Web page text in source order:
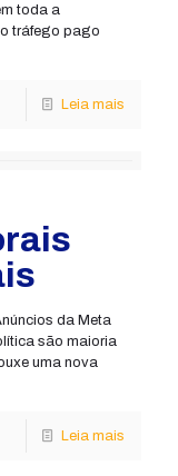
toda a
tráfego pago
Leia mais
da Meta
são maioria
uma nova
Leia mais